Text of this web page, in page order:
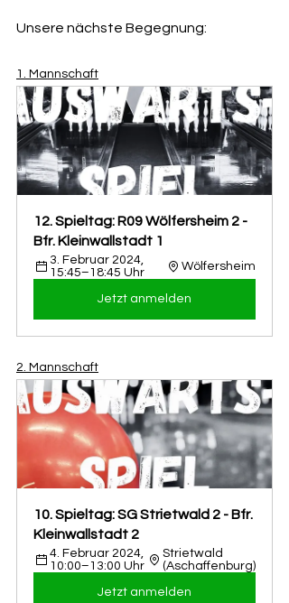
Unsere nächste Begegnung:
1. Mannschaft
12. Spieltag: R09 Wölfersheim 2 -
Bfr. Kleinwallstadt 1
3. Februar 2024,
15:45–18:45 Uhr
Wölfersheim
Jetzt anmelden
2. Mannschaft
10. Spieltag: SG Strietwald 2 - Bfr.
Kleinwallstadt 2
4. Februar 2024,
10:00–13:00 Uhr
Strietwald
(Aschaffenburg)
Jetzt anmelden